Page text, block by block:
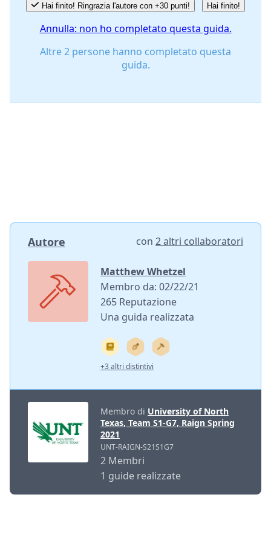
Annulla Pubblica commento
Hai finito! Ringrazia l'autore con +30 punti! Hai finito!
Annulla: non ho completato questa guida.
Altre 2 persone hanno completato questa
guida.
Autore con 2 altri collaboratori
Matthew Whetzel
Membro da: 02/22/21
265 Reputazione
Una guida realizzata
+3 altri distintivi
Membro di University of North
Texas, Team S1-G7, Raign Spring
2021
UNT-RAIGN-S21S1G7
2 Membri
1 guide realizzate